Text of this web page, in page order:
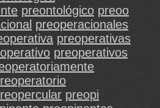
preontológico preoo
preoperacionales
preoperativas
preoperativos
preopi